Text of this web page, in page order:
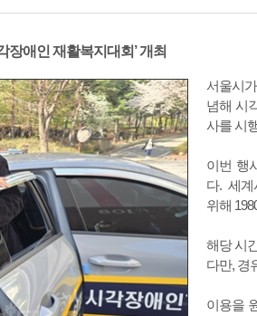
장애인 재활복지대회’ 개최
서울시
념해 시
사를 시
이번 행
다. 세계
위해
해당 시
다만, 경
이용을